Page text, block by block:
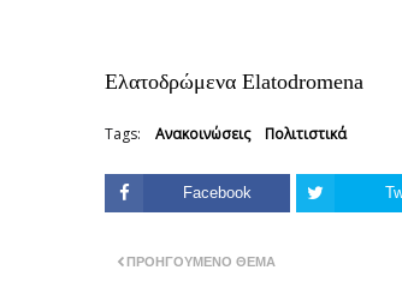
Ελατοδρώμενα Elatodromena
Tags: Ανακοινώσεις Πολιτιστικά
Facebook
ΠΡΟΗΓΟΎΜΕΝΟ ΘΈΜΑ